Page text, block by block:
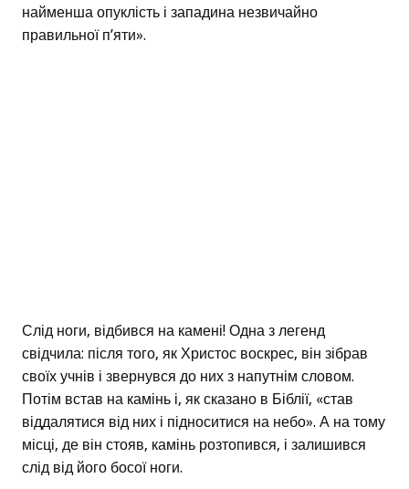
найменша опуклість і западина незвичайно
правильної п’яти».
Слід ноги, відбився на камені! Одна з легенд
свідчила: після того, як Христос воскрес, він зібрав
своїх учнів і звернувся до них з напутнім словом.
Потім встав на камінь і, як сказано в Біблії, «став
віддалятися від них і підноситися на небо». А на тому
місці, де він стояв, камінь розтопився, і залишився
слід від його босої ноги.